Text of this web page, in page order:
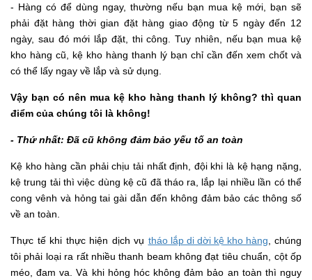
- Hàng có để dùng ngay, thường nếu bạn mua kệ mới, bạn sẽ
phải đặt hàng thời gian đặt hàng giao động từ 5 ngày đến 12
ngày, sau đó mới lắp đặt, thi công. Tuy nhiên, nếu bạn mua kệ
kho hàng cũ, kệ kho hàng thanh lý bạn chỉ cần đến xem chốt và
có thể lấy ngay về lắp và sử dụng.
Vậy bạn có nên mua kệ kho hàng thanh lý không? thì quan
điểm của chúng tôi là không!
- Thứ nhất: Đã cũ không đảm bảo yếu tố an toàn
Kệ kho hàng cần phải chịu tải nhất định, đội khi là kệ hạng nặng,
kệ trung tải thì việc dùng kệ cũ đã tháo ra, lắp lại nhiều lần có thể
cong vênh và hỏng tai gài dẫn đến không đảm bảo các thông số
về an toàn.
Thực tế khi thực hiện dịch vụ tháo lắp di dời kệ kho hàng , chúng
tôi phải loại ra rất nhiều thanh beam không đạt tiêu chuẩn, cột ốp
méo, đam va. Và khi hỏng hóc không đảm bảo an toàn thì nguy